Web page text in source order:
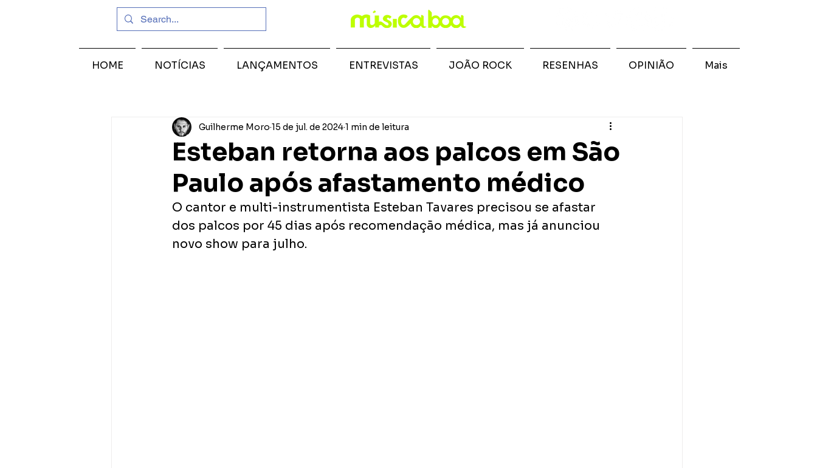
Esteban retorna aos palcos em São
Paulo após afastamento médico
Guilherme Moro 15 de jul. de 20241 min de leitura
O cantor e multi-instrumentista Esteban Tavares precisou se afastar
dos palcos por 45 dias após recomendação médica, mas já anunciou
novo show para julho.
HOME NOTÍCIAS LANÇAMENTOS ENTREVISTAS JOÃO ROCK RESENHAS OPINIÃO Mais